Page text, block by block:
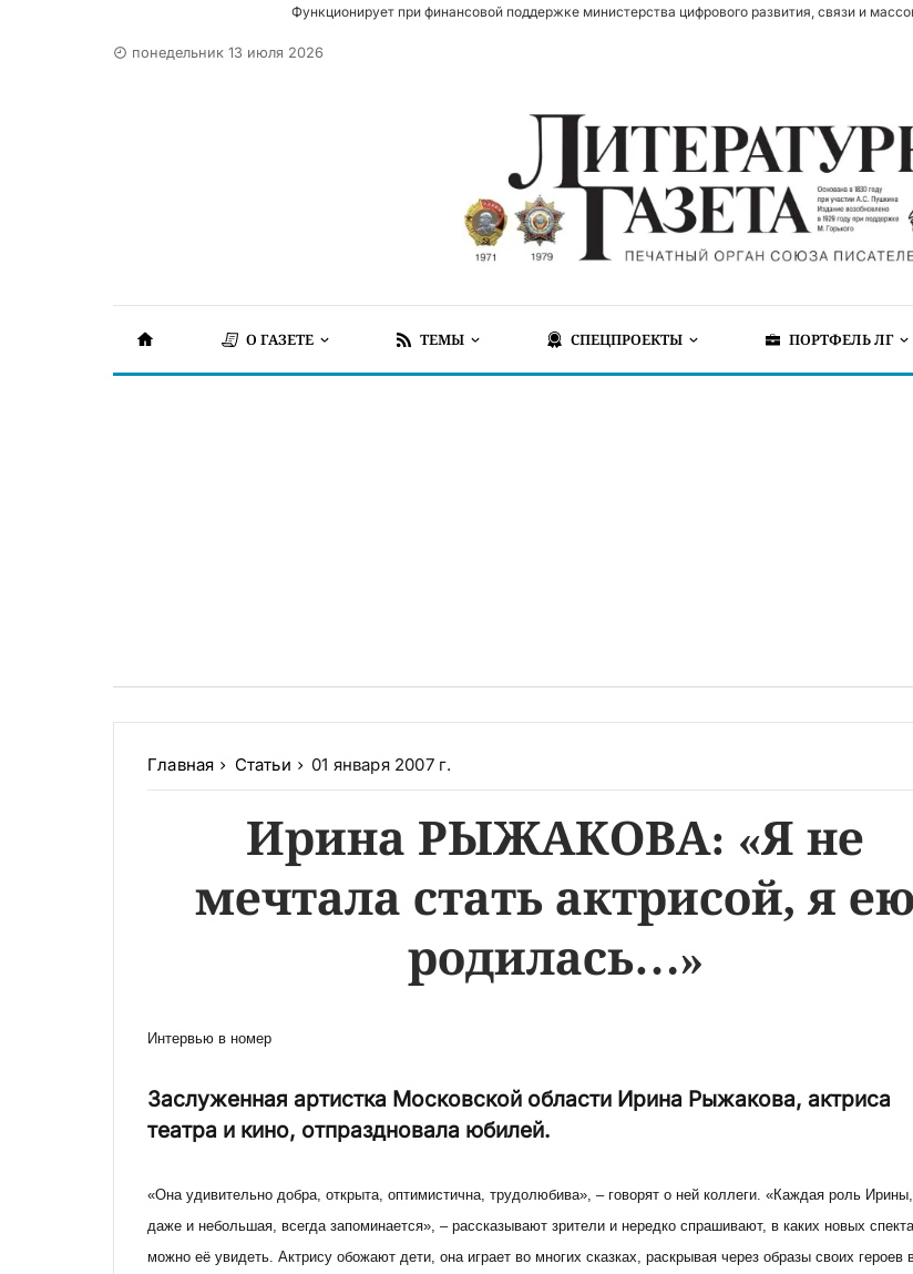
Функционирует при финансовой поддержке министерства цифрового развития, связи и
понедельник 13 июля 2026
О ГАЗЕТЕ ТЕМЫ СПЕЦПРОЕКТЫ ПОРТФЕЛЬ ЛГ
Главная Статьи 01 января 2007 г.
Ирина РЫЖАКОВА: «Я не
мечтала стать актрисой, я ею
родилась…»
Интервью в номер
Заслуженная артистка Московской области Ирина Рыжакова, актриса
театра и кино, отпраздновала юбилей.
«Она удивительно добра, открыта, оптимистична, трудолюбива», – говорят о ней коллеги. «Каждая роль
даже и небольшая, всегда запоминается», – рассказывают зрители и нередко спрашивают, в каких новых
можно её увидеть. Актрису обожают дети, она играет во многих сказках, раскрывая через образы своих героев